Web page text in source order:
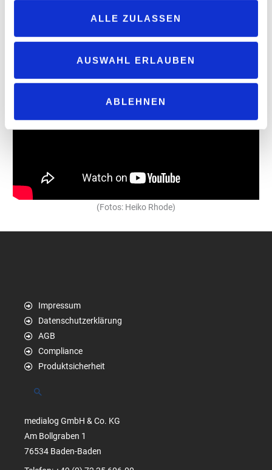
ALLE ZULASSEN
AUSWAHL ERLAUBEN
ABLEHNEN
Anker gesetzt für den wirtschaftlichen Erfolg Ihrer Shell
Tankstelle. Dafür sind Sie völlig verdient Gewinner Deutschlands
bestes Presseregal 2022 in der Kategorie Tankstelle. Herzlichen
(Fotos: Heiko Rhode)
Impressum
Datenschutzerklärung
AGB
Compliance
Produktsicherheit
Suchen
medialog GmbH & Co. KG
Am Bollgraben 1
76534 Baden-Baden